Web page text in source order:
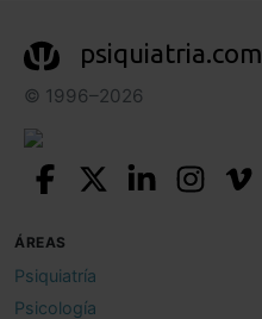
psiquiatria.com
© 1996–2026
ÁREAS
Psiquiatría
Psicología